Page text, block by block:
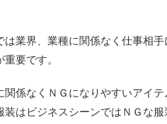
は業界、業種に関係なく仕事相
要です。
関係なくＮＧになりやすいアイ
装はビジネスシーンではＮＧな服